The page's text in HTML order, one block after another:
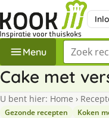
Menu Zoek een
Cake met
U bent hier: Home ›
Gezonde recepten Koken